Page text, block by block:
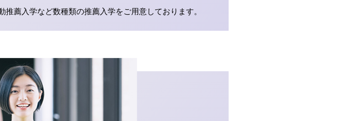
薦入学など数種類の推薦入学をご用意しております。